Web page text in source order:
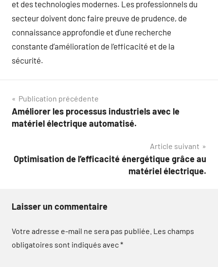
et des technologies modernes. Les professionnels du
secteur doivent donc faire preuve de prudence, de
connaissance approfondie et d’une recherche
constante d’amélioration de l’efficacité et de la
sécurité.
Navigation
de
Publication précédente
Améliorer les processus industriels avec le
matériel électrique automatisé.
Article suivant
Optimisation de l’efficacité énergétique grâce au
matériel électrique.
Laisser un commentaire
Votre adresse e-mail ne sera pas publiée. Les champs
obligatoires sont indiqués avec*